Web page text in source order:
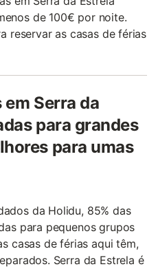
de 100€ por noite.
reservar as casas de férias
Serra da
para grandes
para umas
da Holidu, 85% das
para pequenos grupos
casas de férias aqui têm,
Serra da Estrela é